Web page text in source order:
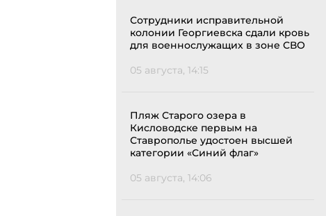
Сотрудники исправительной
колонии Георгиевска сдали кровь
для военнослужащих в зоне СВО
05 августа, 14:15
Пляж Старого озера в
Кисловодске первым на
Ставрополье удостоен высшей
категории «Синий флаг»
05 августа, 14:06